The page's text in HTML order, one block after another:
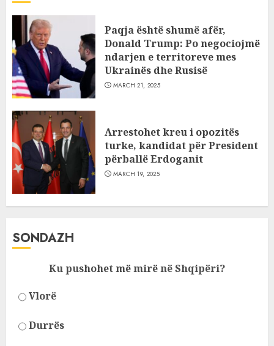
Paqja është shumë afër,
Donald Trump: Po negociojmë
ndarjen e territoreve mes
Ukrainës dhe Rusisë
MARCH 21, 2025
Arrestohet kreu i opozitës
turke, kandidat për President
përballë Erdoganit
MARCH 19, 2025
SONDAZH
Ku pushohet më mirë në Shqipëri?
Vlorë
Durrës